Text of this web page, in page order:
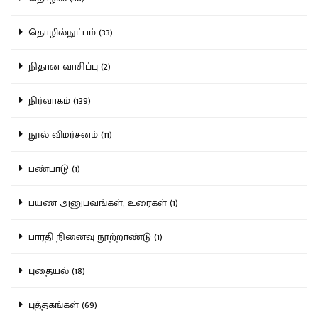
தொழில்நுட்பம் (33)
நிதான வாசிப்பு (2)
நிர்வாகம் (139)
நூல் விமர்சனம் (11)
பண்பாடு (1)
பயண அனுபவங்கள், உரைகள் (1)
பாரதி நினைவு நூற்றாண்டு (1)
புதையல் (18)
புத்தகங்கள் (69)